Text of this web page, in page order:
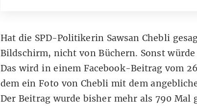
Hat die SPD-Politikerin Sawsan Chebli
Bildschirm, nicht von Büchern. Sonst würde
Das wird ineinem Facebook-Beitrag vom
dem ein Foto von Chebli mit dem
Der Beitrag wurde bisher mehr als 790 Mal